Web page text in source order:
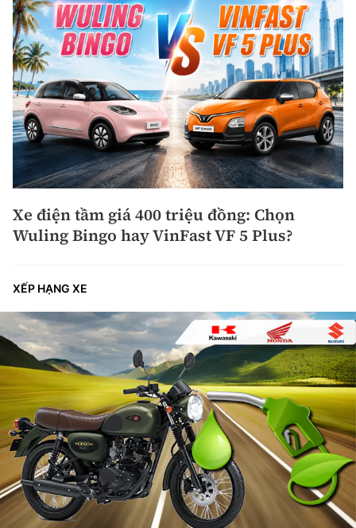
Xe điện tầm giá 400 triệu đồng: Chọn
Wuling Bingo hay VinFast VF 5 Plus?
XẾP HẠNG XE